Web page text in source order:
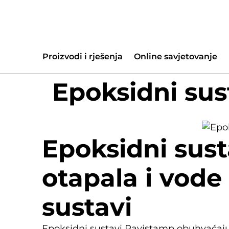
Proizvodi i rješenja Online savjetovanje
Epoksidni
Epoksidni
otapala i
sustavi